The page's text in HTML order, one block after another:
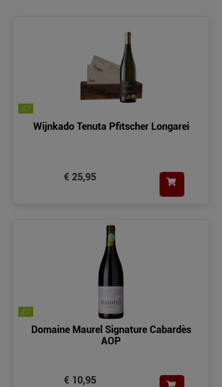
Wijnkado Tenuta Pfitscher Longarei
€ 25,95
Domaine Maurel Signature Cabardès
AOP
€ 10,95